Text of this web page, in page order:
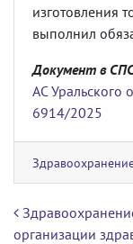
изготовления
выполнил
Документ в
АС Уральского
6914/2025
организации